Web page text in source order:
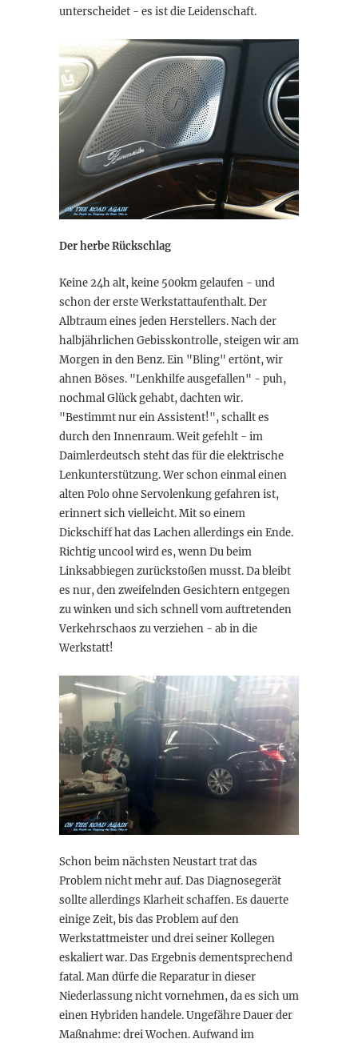
unterscheidet - es ist die Leidenschaft.
Der herbe Rückschlag
Keine 24h alt, keine 500km gelaufen - und
schon der erste Werkstattaufenthalt. Der
Albtraum eines jeden Herstellers. Nach der
halbjährlichen Gebisskontrolle, steigen wir am
Morgen in den Benz. Ein "Bling" ertönt, wir
ahnen Böses. "Lenkhilfe ausgefallen" - puh,
nochmal Glück gehabt, dachten wir.
"Bestimmt nur ein Assistent!", schallt es
durch den Innenraum. Weit gefehlt - im
Daimlerdeutsch steht das für die elektrische
Lenkunterstützung. Wer schon einmal einen
alten Polo ohne Servolenkung gefahren ist,
erinnert sich vielleicht. Mit so einem
Dickschiff hat das Lachen allerdings ein Ende.
Richtig uncool wird es, wenn Du beim
Linksabbiegen zurückstoßen musst. Da bleibt
es nur, den zweifelnden Gesichtern entgegen
zu winken und sich schnell vom auftretenden
Verkehrschaos zu verziehen - ab in die
Werkstatt!
Schon beim nächsten Neustart trat das
Problem nicht mehr auf. Das Diagnosegerät
sollte allerdings Klarheit schaffen. Es dauerte
einige Zeit, bis das Problem auf den
Werkstattmeister und drei seiner Kollegen
eskaliert war. Das Ergebnis dementsprechend
fatal. Man dürfe die Reparatur in dieser
Niederlassung nicht vornehmen, da es sich um
einen Hybriden handele. Ungefähre Dauer der
Maßnahme: drei Wochen. Aufwand im